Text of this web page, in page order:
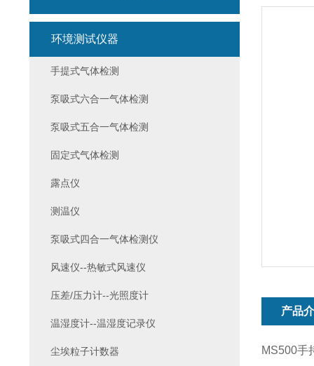
产品
MS500手
环境测试仪器
手提式气体检测
泵吸式六合一气体检测
泵吸式五合一气体检测
固定式气体检测
露点仪
测温仪
泵吸式四合一气体检测仪
风速仪--热敏式风速仪
压差/压力计--光照度计
温湿度计--温湿度记录仪
尘埃粒子计数器